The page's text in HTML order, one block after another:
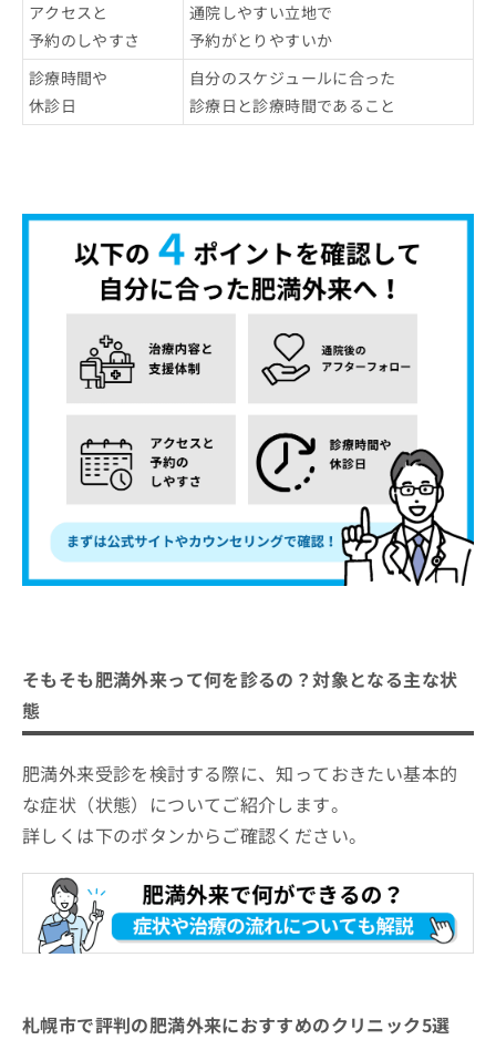
アクセスと
予約のしやすさ
通院しやすい立地で
予約がとりやすいか
診療時間や
休診日
自分のスケジュールに合った
診療日と診療時間であること
そもそも肥満外来って何を診るの？対象となる主な状
態
肥満外来受診を検討する際に、知っておきたい基本的
な症状（状態）についてご紹介します。
詳しくは下のボタンからご確認ください。
札幌市で評判の肥満外来におすすめのクリニック5選